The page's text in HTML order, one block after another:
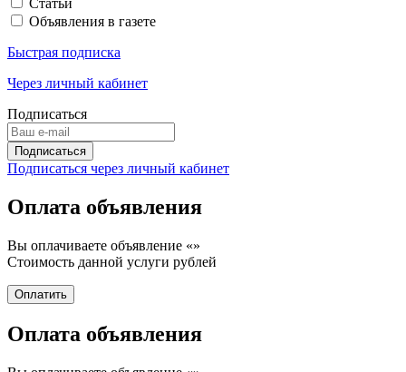
Статьи
Объявления в газете
Быстрая подписка
Через личный кабинет
Подписаться
Подписаться через личный кабинет
Оплата объявления
Вы оплачиваете объявление «»
Стоимость данной услуги рублей
Оплата объявления